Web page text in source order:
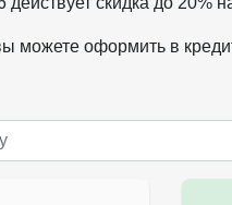
можете оформить в